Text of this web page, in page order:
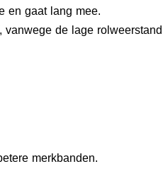
en gaat lang mee.
vanwege de lage
merkbanden.